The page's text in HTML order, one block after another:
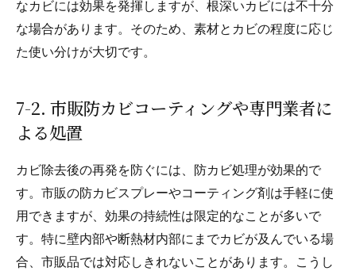
なカビには効果を発揮しますが、根深いカビには不十分
な場合があります。そのため、素材とカビの程度に応じ
た使い分けが大切です。
7-2. 市販防カビコーティングや専門業者に
よる処置
カビ除去後の再発を防ぐには、防カビ処理が効果的で
す。市販の防カビスプレーやコーティング剤は手軽に使
用できますが、効果の持続性は限定的なことが多いで
す。特に壁内部や断熱材内部にまでカビが及んでいる場
合、市販品では対応しきれないことがあります。こうし